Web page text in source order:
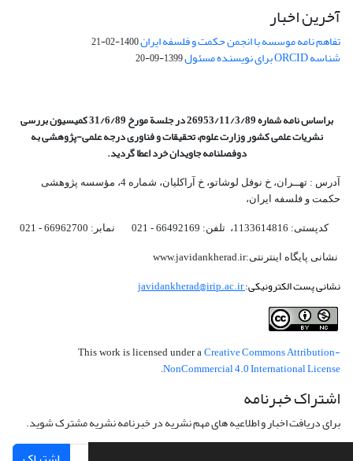
آخرین اخبار
تفاهم نامه موسسه با انجمن حکمت و فلسفه ایران1400-02-21
شناسه ORCID برای نویسنده مسئول 1399-09-20
براساس نامه شماره 26953/11/3/89 در جلسة مورخ 31/6/89 کمیسیون
بررسی
نشریات علمی کشور وزارت علوم، تحقیقات و فناوری درجه علمی‌-پژوهشیبه
دوفصلنامه جاویدان خرد اعطا گردید.
آدرس : تهــران، خ نوفل لوشاتو، خ آراکلیان، شماره 4،‌ مؤسسه پژوهشی
حکمت و فلسفه ایران،‌
کدپستی: 1133614816، تلفن: 66492169 - 021 نمابر: 66962700 - 021
نشانی پایگاه اینترنتی:www.javidankherad.ir
نشانی پست الکترونیکی:javidankherad@irip.ac.ir
This work is licensed under a Creative Commons Attribution-
NonCommercial 4.0 International License
اشتراک خبرنامه
برای دریافت اخبار و اطلاعیه های مهم نشریه در خبرنامه نشریه مشترک شوید.